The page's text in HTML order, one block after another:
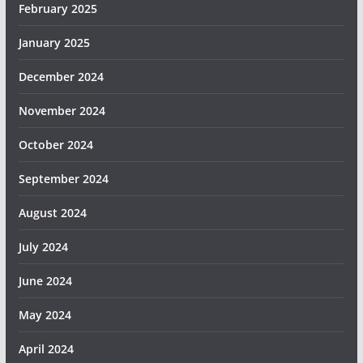
February 2025
January 2025
December 2024
November 2024
October 2024
September 2024
August 2024
July 2024
June 2024
May 2024
April 2024